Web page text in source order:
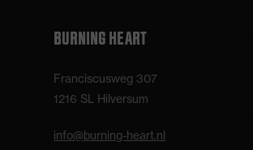
BURNING HEART
Franciscusweg 307
1216 SL Hilversum
info@burning-heart.nl